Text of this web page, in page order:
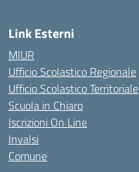
Link Esterni
MIUR
Ufficio Scolastico Regionale
Ufficio Scolastico Territoriale
Scuola in Chiaro
Iscrizioni On Line
Invalsi
Comune